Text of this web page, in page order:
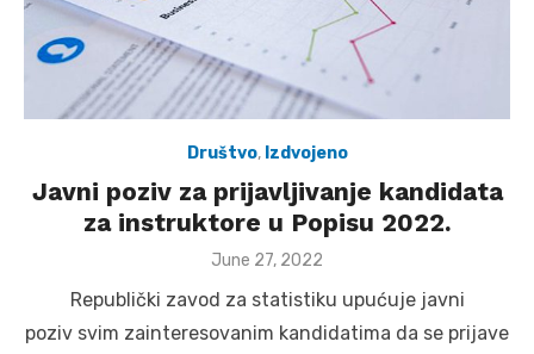
Društvo, Izdvojeno
Javni poziv za prijavljivanje kandidata
za instruktore u Popisu 2022.
Posted
June 27, 2022
Republički zavod za statistiku upućuje javni
poziv svim zainteresovanim kandidatima da se prijave